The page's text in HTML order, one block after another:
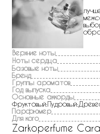
Верхние ноты
Ноты сердца
Базовые ноты
Бренд
Группы ароматов
Год выпуска
Основные аккорды
Парфюмер
Для кого
Zarkoperfume